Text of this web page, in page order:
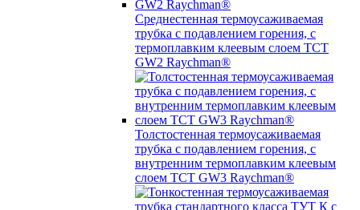
Среднестенная термоусаживаемая
трубка c подавлением горения, с
термоплавким клеевым слоем TCT
GW2 Raychman®
Толстостенная термоусаживаемая
трубка c подавлением горения, с
внутренним термоплавким клеевым
слоем TCT GW3 Raychman®